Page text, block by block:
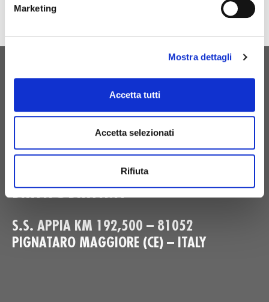
Marketing
Mostra dettagli
Accetta tutti
Accetta selezionati
Rifiuta
ORIGINAL BIRTH
CONTACT US
+39 081 506 2506
BIRTH@BIRTH.IT
S.S. APPIA KM 192,500 – 81052
PIGNATARO MAGGIORE (CE) – ITALY